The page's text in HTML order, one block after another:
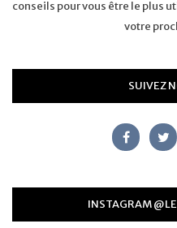
conseils pour vous être le plus
votre
SUIVEZ
INSTAGRAM